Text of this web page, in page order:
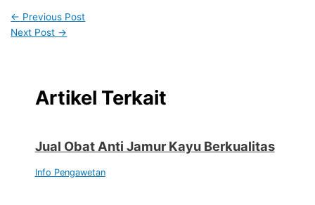
← Previous Post
Next Post →
Artikel Terkait
Jual Obat Anti Jamur Kayu Berkualitas
Info Pengawetan